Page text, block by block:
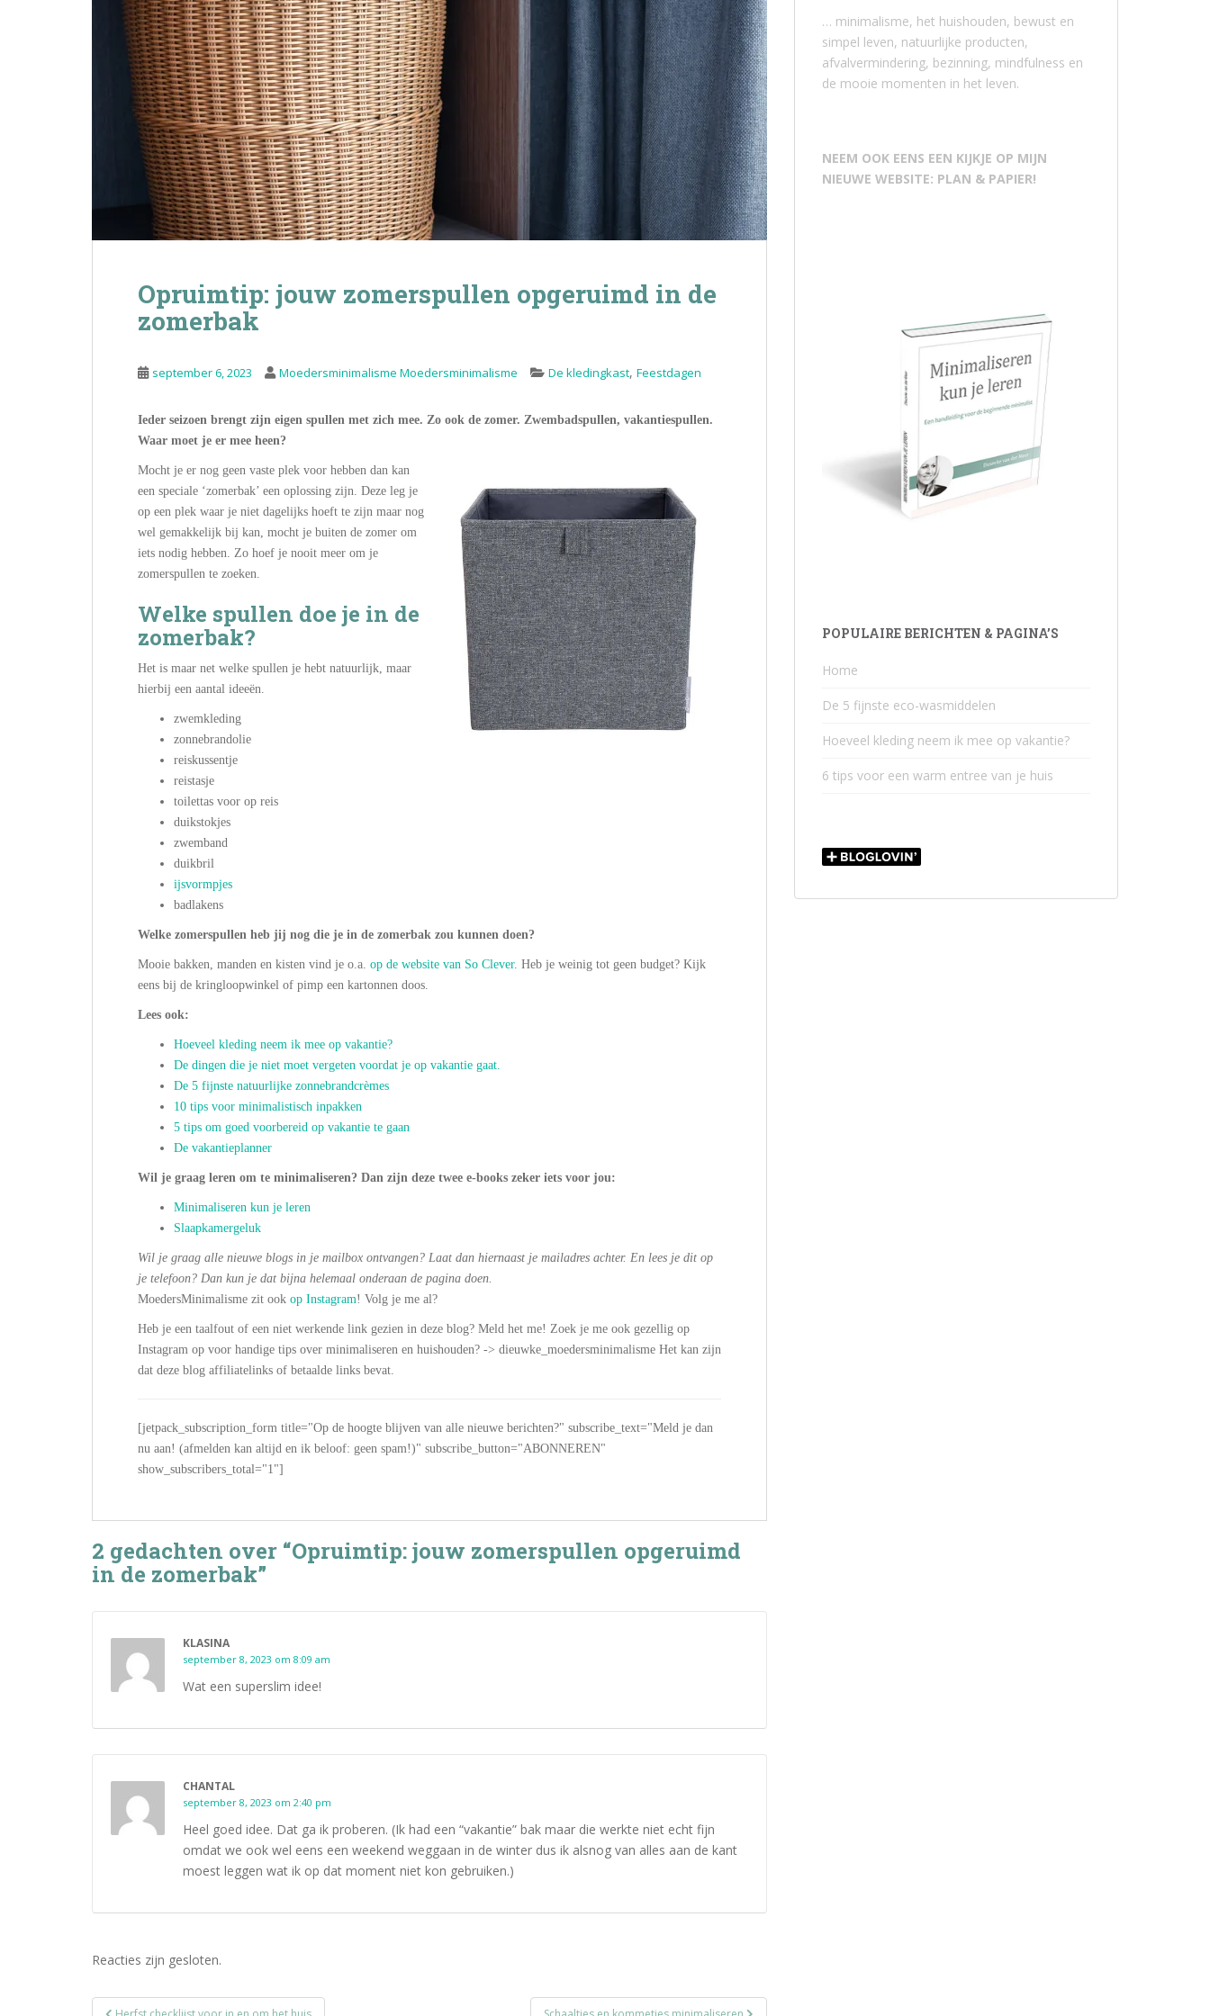
Opruimtip: jouw zomerspullen opgeruimd in de
zomerbak
september 6, 2023 Moedersminimalisme Moedersminimalisme De kledingkast, Feestdagen
Ieder seizoen brengt zijn eigen spullen met zich mee. Zo ook de zomer. Zwembadspullen, vakantiespullen.
Waar moet je er mee heen?
Mocht je er nog geen vaste plek voor hebben dan kan
een speciale ‘zomerbak’ een oplossing zijn. Deze leg je
op een plek waar je niet dagelijks hoeft te zijn maar nog
wel gemakkelijk bij kan, mocht je buiten de zomer om
iets nodig hebben. Zo hoef je nooit meer om je
zomerspullen te zoeken.
Welke spullen doe je in de
zomerbak?
Het is maar net welke spullen je hebt natuurlijk, maar
hierbij een aantal ideeën.
zwemkleding
zonnebrandolie
reiskussentje
reistasje
toilettas voor op reis
duikstokjes
zwemband
duikbril
ijsvormpjes
badlakens
Welke zomerspullen heb jij nog die je in de zomerbak zou kunnen doen?
Mooie bakken, manden en kisten vind je o.a. op de website van So Clever. Heb je weinig tot geen budget? Kijk
eens bij de kringloopwinkel of pimp een kartonnen doos.
Lees ook:
Hoeveel kleding neem ik mee op vakantie?
De dingen die je niet moet vergeten voordat je op vakantie gaat.
De 5 fijnste natuurlijke zonnebrandcrèmes
10 tips voor minimalistisch inpakken
5 tips om goed voorbereid op vakantie te gaan
De vakantieplanner
Wil je graag leren om te minimaliseren? Dan zijn deze twee e-books zeker iets voor jou:
Minimaliseren kun je leren
Slaapkamergeluk
Wil je graag alle nieuwe blogs in je mailbox ontvangen? Laat dan hiernaast je mailadres achter. En lees je dit op
je telefoon? Dan kun je dat bijna helemaal onderaan de pagina doen.
MoedersMinimalisme zit ook op Instagram! Volg je me al?
Heb je een taalfout of een niet werkende link gezien in deze blog? Meld het me! Zoek je me ook gezellig op
Instagram op voor handige tips over minimaliseren en huishouden? -> dieuwke_moedersminimalisme Het kan zijn
dat deze blog affiliatelinks of betaalde links bevat.
[jetpack_subscription_form title="Op de hoogte blijven van alle nieuwe berichten?" subscribe_text="Meld je dan
nu aan! (afmelden kan altijd en ik beloof: geen spam!)" subscribe_button="ABONNEREN"
show_subscribers_total="1"]
2 gedachten over “Opruimtip: jouw zomerspullen opgeruimd
in de zomerbak”
KLASINA
september 8, 2023 om 8:09 am
Wat een superslim idee!
CHANTAL
september 8, 2023 om 2:40 pm
Heel goed idee. Dat ga ik proberen. (Ik had een “vakantie” bak maar die werkte niet echt fijn
omdat we ook wel eens een weekend weggaan in de winter dus ik alsnog van alles aan de kant
moest leggen wat ik op dat moment niet kon gebruiken.)
Reacties zijn gesloten.
Bericht
… minimalisme, het huishouden, bewust en
simpel leven, natuurlijke producten,
afvalvermindering, bezinning, mindfulness en
de mooie momenten in het leven.
NEEM OOK EENS EEN KIJKJE OP MIJN
NIEUWE WEBSITE: PLAN & PAPIER!
POPULAIRE BERICHTEN & PAGINA’S
Home
De 5 fijnste eco-wasmiddelen
Hoeveel kleding neem ik mee op vakantie?
6 tips voor een warm entree van je huis